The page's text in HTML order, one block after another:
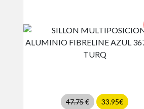
47.75€ 33.95€